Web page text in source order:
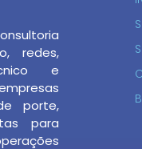
redes,
e
porte,
para